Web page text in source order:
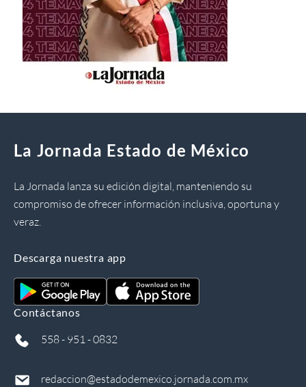
La Jornada Estado de México
La Jornada lanza su edición digital, manteniendo su
compromiso de ofrecer información inclusiva, oportuna y
veraz.
Descarga nuestra app
Contáctanos
558 - 951 - 0832
redaccion@estadodemexico.jornada.com.mx